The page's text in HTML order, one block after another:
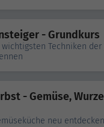
- Grundkurs
Techniken
- Gemüse,
neu